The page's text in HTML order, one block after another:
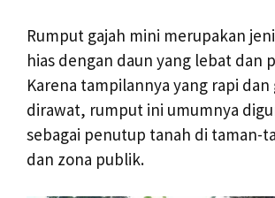
Rumput gajah mini merupakan
hias dengan daun yang lebat dan
Karena tampilannya yang rapi
dirawat, rumput ini umumnya
sebagai penutup tanah di taman-
dan zona publik.